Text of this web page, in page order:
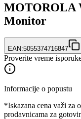
MOTOROLA
Monitor
EAN:5055374716847
Proverite vreme
Informacije o popustu
*Iskazana cena važi za
prodavnicama za